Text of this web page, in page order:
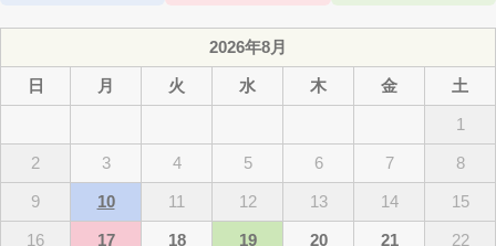
2026年8月
日 月 火 水 木 金 土
1
2 3 4 5 6 7 8
9 10 11 12 13 14 15
16 17 18 19 20 21 22